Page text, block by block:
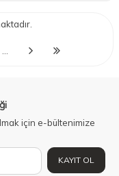
için e-bültenimize
KAYIT OL